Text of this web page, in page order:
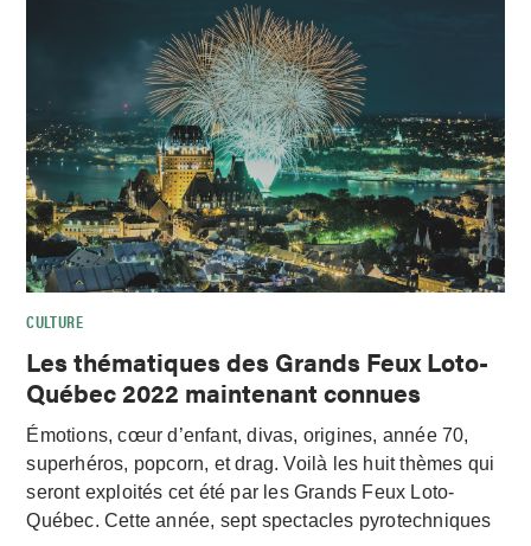
CULTURE
Les thématiques des Grands Feux Loto-
Québec 2022 maintenant connues
Émotions, cœur d’enfant, divas, origines, année 70,
superhéros, popcorn, et drag. Voilà les huit thèmes qui
seront exploités cet été par les Grands Feux Loto-
Québec. Cette année, sept spectacles pyrotechniques